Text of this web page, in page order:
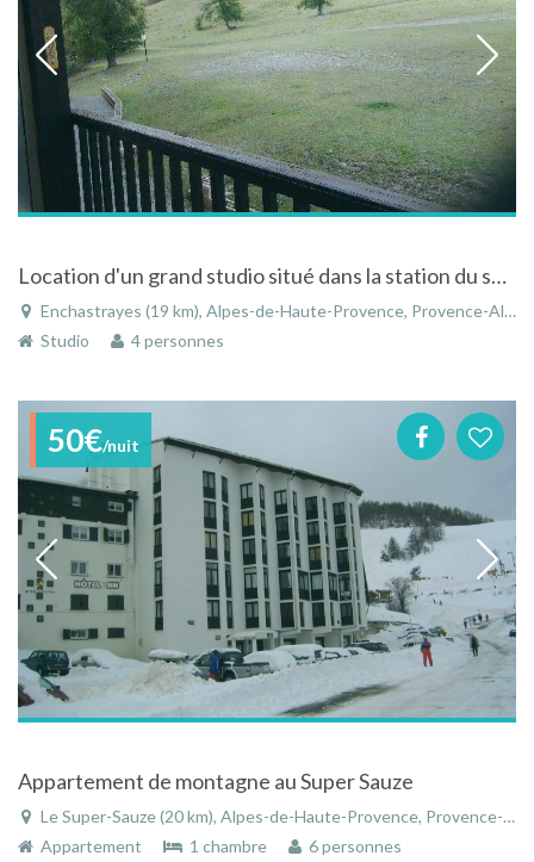
Location d'un grand studio situé dans la station du super sauze
Enchastrayes (19 km), Alpes-de-Haute-Provence, Provence-Alpes-Côte d'Azur, France
Studio
4 personnes
50€/nuit
Appartement de montagne au Super Sauze
Le Super-Sauze (20 km), Alpes-de-Haute-Provence, Provence-Alpes-Côte d'Azur, France
Appartement
1 chambre 6 personnes